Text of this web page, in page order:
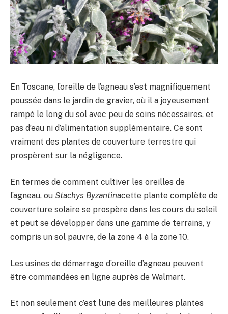
En Toscane, l’oreille de l’agneau s’est magnifiquement
poussée dans le jardin de gravier, où il a joyeusement
rampé le long du sol avec peu de soins nécessaires, et
pas d’eau ni d’alimentation supplémentaire. Ce sont
vraiment des plantes de couverture terrestre qui
prospèrent sur la négligence.
En termes de comment cultiver les oreilles de
l’agneau, ou Stachys Byzantinacette plante complète de
couverture solaire se prospère dans les cours du soleil
et peut se développer dans une gamme de terrains, y
compris un sol pauvre, de la zone 4 à la zone 10.
Les usines de démarrage d’oreille d’agneau peuvent
être commandées en ligne auprès de Walmart.
Et non seulement c’est l’une des meilleures plantes